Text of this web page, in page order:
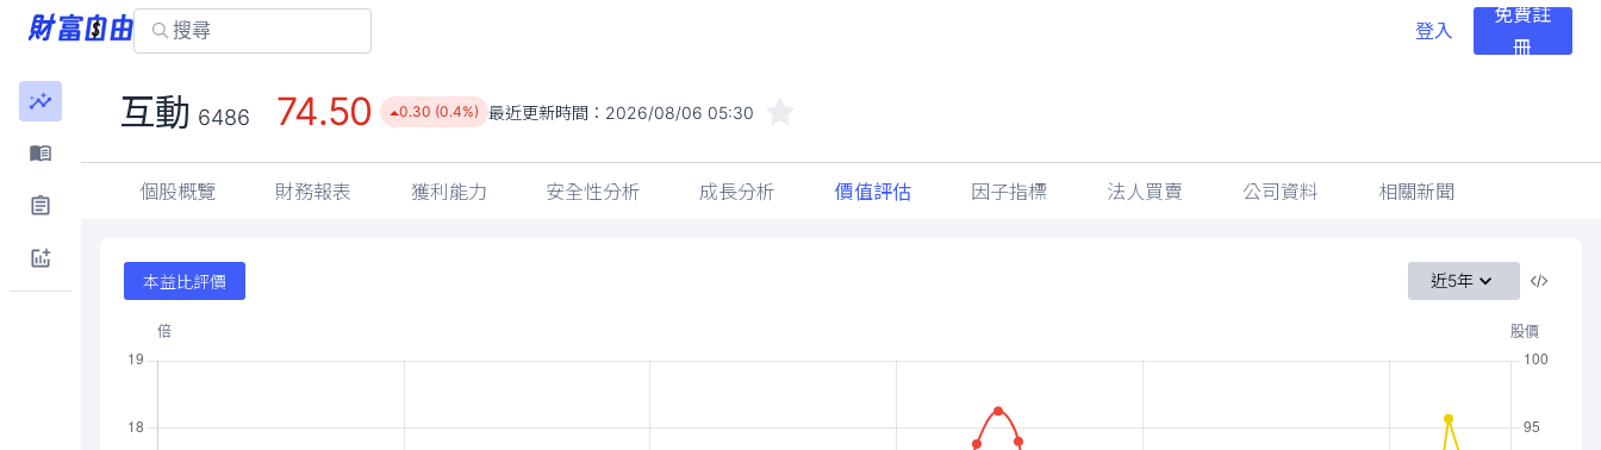
登入
免費註
冊
互動 6486 74.50 0.30 (0.4%) 最近更新時間： 2026/08/06 05:30
個股概覽 財務報表 獲利能力 安全性分析 成長分析 價值評估 因子指標 法人買賣 公司資料 相關新聞
本益比評價 近5年